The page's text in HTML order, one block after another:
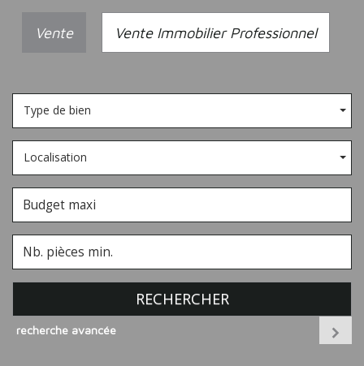
Vente Vente Immobilier Professionnel
Type de bien
Localisation
RECHERCHER
recherche avancée